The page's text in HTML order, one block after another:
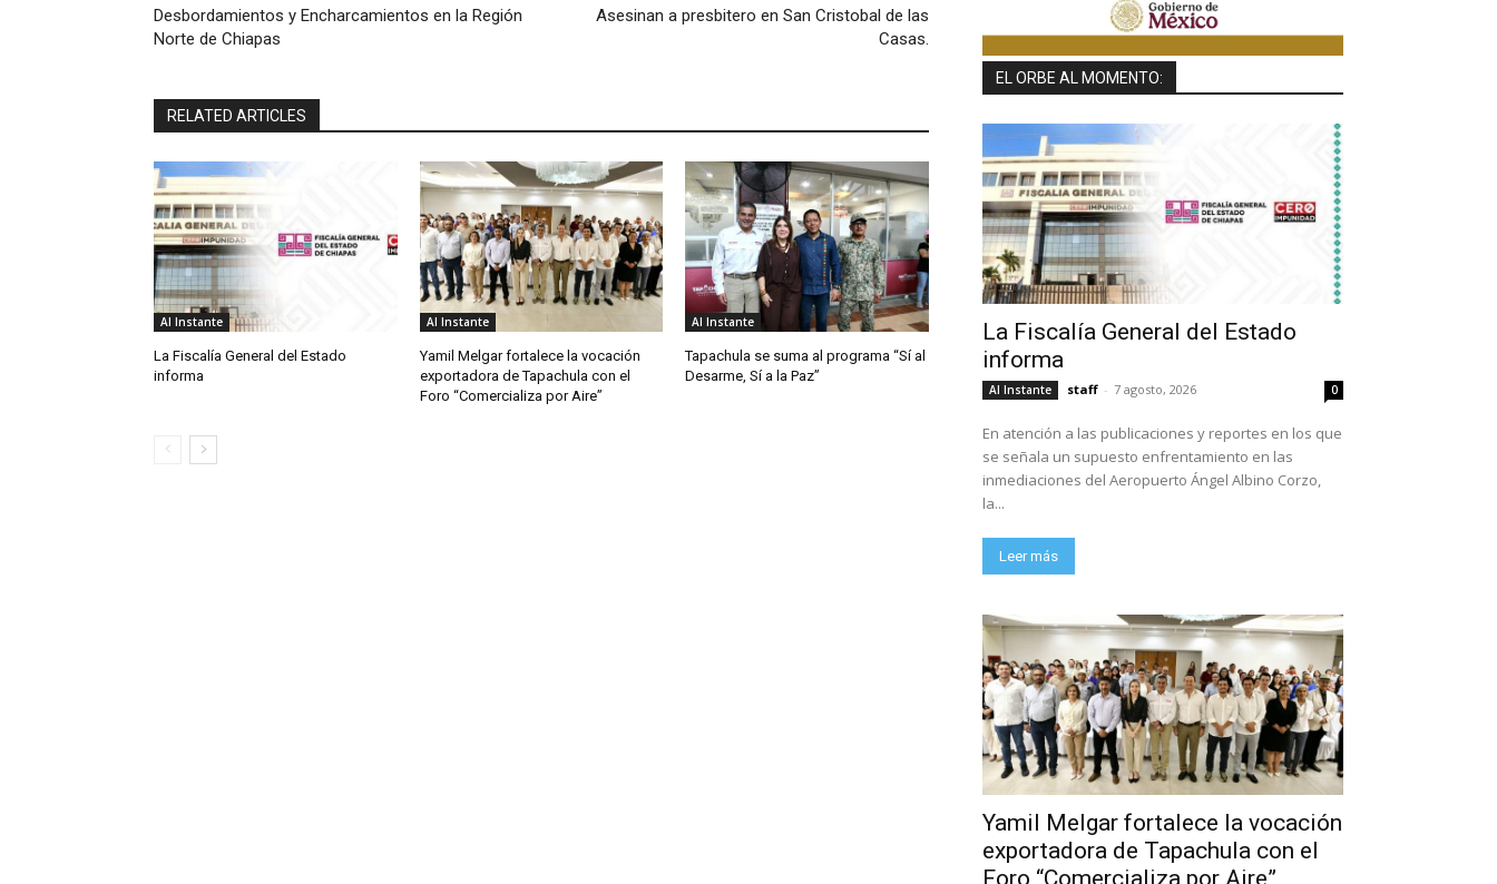
Desbordamientos y Encharcamientos en la Región
Norte de Chiapas
Asesinan a presbitero en San Cristobal de las
Casas.
RELATED ARTICLES
Al Instante
La Fiscalía General del Estado
informa
Al Instante
Yamil Melgar fortalece la vocación
exportadora de Tapachula con el
Foro “Comercializa por Aire”
Al Instante
Tapachula se suma al programa “Sí al
Desarme, Sí a la Paz”
EL ORBE AL MOMENTO:
La Fiscalía General del Estado
informa
Al Instante staff - 7 agosto, 2026 0
En atención a las publicaciones y reportes en los que
se señala un supuesto enfrentamiento en las
inmediaciones del Aeropuerto Ángel Albino Corzo,
la...
Leer más
Yamil Melgar fortalece la vocación
exportadora de Tapachula con el
Foro “Comercializa por Aire”